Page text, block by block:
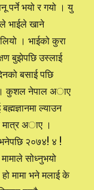
पर्ने भयो र गयो । यु
भाईले खाने
। भाईको कुरा
बुझेपछि उस्लाई
बसाई पछि
कुशल नेपाल अाए
ल्याउन
मात्र अाए ।
भनेपछि २०७४! ४ !
सोध्नुभयो
मामा भने मलाई के